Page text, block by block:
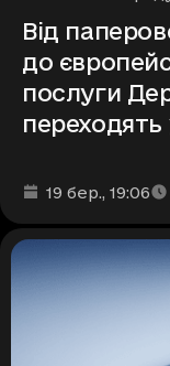
Від
до
послуги
Дата та час
19 бер., 19:06
Час читання: